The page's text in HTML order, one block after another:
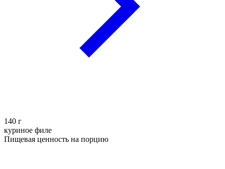
140 г
куриное филе
Пищевая ценность на порцию